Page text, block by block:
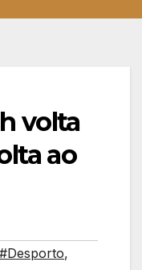
volta
ao
#Desporto,